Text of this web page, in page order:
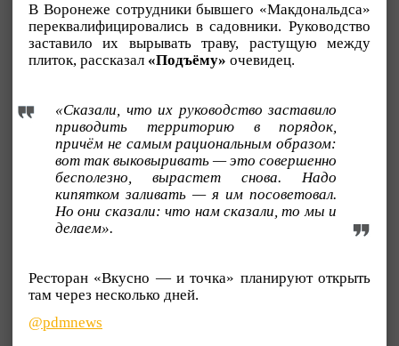
В Воронеже сотрудники бывшего «Макдональдса»
переквалифицировались в садовники. Руководство
заставило их вырывать траву, растущую между
плиток, рассказал «Подъёму» очевидец.
«Сказали, что их руководство заставило
приводить территорию в порядок,
причём не самым рациональным образом:
вот так выковыривать — это совершенно
бесполезно, вырастет снова. Надо
кипятком заливать — я им посоветовал.
Но они сказали: что нам сказали, то мы и
делаем».
Ресторан «Вкусно — и точка» планируют открыть
там через несколько дней.
@pdmnews